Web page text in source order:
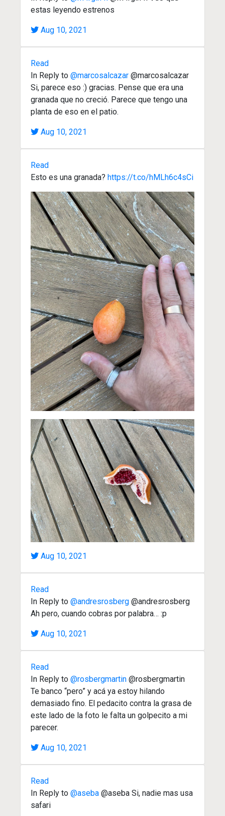
estas leyendo estrenos
Aug 10, 2021
Read
In Reply to @marcosalcazar @marcosalcazar
Si, parece eso :) gracias. Pense que era una
granada que no creció. Parece que tengo una
planta de eso en el patio.
Aug 10, 2021
Read
Esto es una granada? https://t.co/hMLh6c4sCi
Aug 10, 2021
Read
In Reply to @andresrosberg @andresrosberg
Ah pero, cuando cobras por palabra… :p
Aug 10, 2021
Read
In Reply to @rosbergmartin @rosbergmartin
Te banco “pero” y acá ya estoy hilando
demasiado fino. El pedacito contra la grasa de
este lado de la foto le falta un golpecito a mi
parecer.
Aug 10, 2021
Read
In Reply to @aseba @aseba Si, nadie mas usa
safari